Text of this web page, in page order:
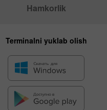
Hamkorlik
Terminalni yuklab olish